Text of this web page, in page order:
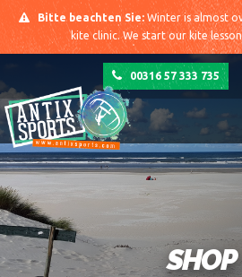
Bitte beachten Sie: Winter is almost
kite clinic. We start our kite
00316 57 333 735
SHOP